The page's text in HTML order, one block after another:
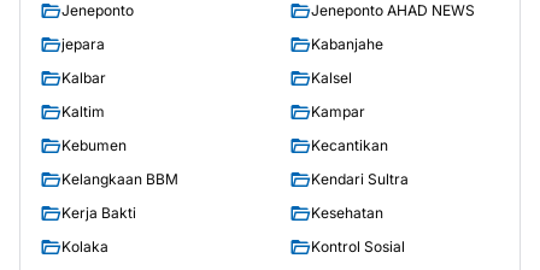
Jeneponto
Jeneponto AHAD NEWS
jepara
Kabanjahe
Kalbar
Kalsel
Kaltim
Kampar
Kebumen
Kecantikan
Kelangkaan BBM
Kendari Sultra
Kerja Bakti
Kesehatan
Kolaka
Kontrol Sosial